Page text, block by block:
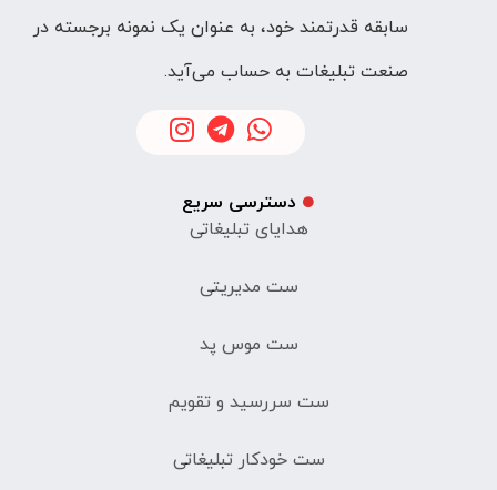
سابقه قدرتمند خود، به عنوان یک نمونه برجسته در
صنعت تبلیغات به حساب می‌آید.
دسترسی سریع
هدایای تبلیغاتی
ست مدیریتی
ست موس پد
ست سررسید و تقویم
ست خودکار تبلیغاتی